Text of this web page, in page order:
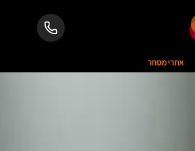
אתרי מסחר